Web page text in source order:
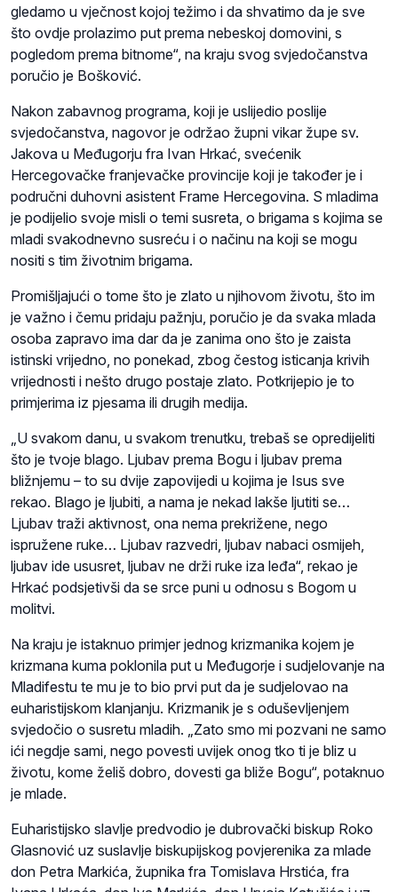
gledamo u vječnost kojoj težimo i da shvatimo da je sve
što ovdje prolazimo put prema nebeskoj domovini, s
pogledom prema bitnome“, na kraju svog svjedočanstva
poručio je Bošković.
Nakon zabavnog programa, koji je uslijedio poslije
svjedočanstva, nagovor je održao župni vikar župe sv.
Jakova u Međugorju fra Ivan Hrkać, svećenik
Hercegovačke franjevačke provincije koji je također je i
područni duhovni asistent Frame Hercegovina. S mladima
je podijelio svoje misli o temi susreta, o brigama s kojima se
mladi svakodnevno susreću i o načinu na koji se mogu
nositi s tim životnim brigama.
Promišljajući o tome što je zlato u njihovom životu, što im
je važno i čemu pridaju pažnju, poručio je da svaka mlada
osoba zapravo ima dar da je zanima ono što je zaista
istinski vrijedno, no ponekad, zbog čestog isticanja krivih
vrijednosti i nešto drugo postaje zlato. Potkrijepio je to
primjerima iz pjesama ili drugih medija.
„U svakom danu, u svakom trenutku, trebaš se opredijeliti
što je tvoje blago. Ljubav prema Bogu i ljubav prema
bližnjemu – to su dvije zapovijedi u kojima je Isus sve
rekao. Blago je ljubiti, a nama je nekad lakše ljutiti se…
Ljubav traži aktivnost, ona nema prekrižene, nego
ispružene ruke… Ljubav razvedri, ljubav nabaci osmijeh,
ljubav ide ususret, ljubav ne drži ruke iza leđa“, rekao je
Hrkać podsjetivši da se srce puni u odnosu s Bogom u
molitvi.
Na kraju je istaknuo primjer jednog krizmanika kojem je
krizmana kuma poklonila put u Međugorje i sudjelovanje na
Mladifestu te mu je to bio prvi put da je sudjelovao na
euharistijskom klanjanju. Krizmanik je s oduševljenjem
svjedočio o susretu mladih. „Zato smo mi pozvani ne samo
ići negdje sami, nego povesti uvijek onog tko ti je bliz u
životu, kome želiš dobro, dovesti ga bliže Bogu“, potaknuo
je mlade.
Euharistijsko slavlje predvodio je dubrovački biskup Roko
Glasnović uz suslavlje biskupijskog povjerenika za mlade
don Petra Markića, župnika fra Tomislava Hrstića, fra